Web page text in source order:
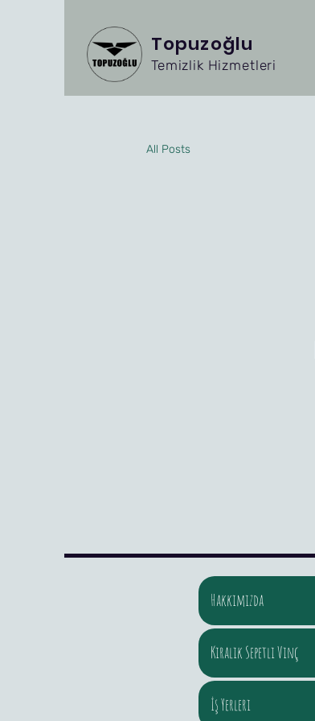
Topuzoğlu
Temizlik Hizmetleri
All Posts
Hakkımızda
Kiralık Sepetli Vinç
İş Yerleri